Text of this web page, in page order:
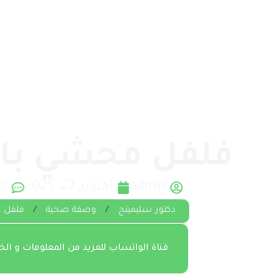
admin
دكتور سليمينج / وصفة صحية / فلفل
قناة الواتساب للمزيد من المعلومات و